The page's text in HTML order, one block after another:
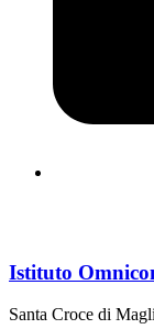
Istituto
Santa Croce di